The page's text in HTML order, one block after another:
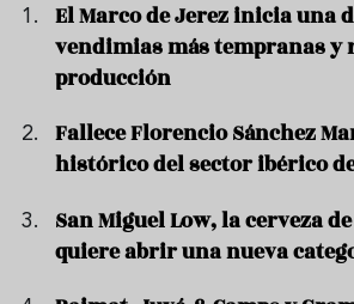
El Marco de Jerez inicia una
vendimias más tempranas y
producción
Fallece Florencio Sánchez
histórico del sector ibérico
San Miguel Low, la cerveza
quiere abrir una nueva